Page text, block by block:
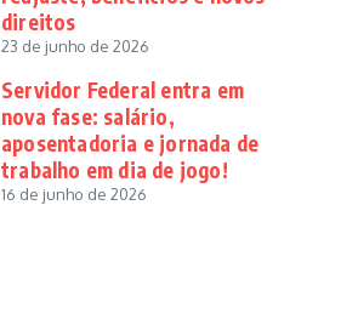
direitos
23 de junho de 2026
Servidor Federal entra em
nova fase: salário,
aposentadoria e jornada de
trabalho em dia de jogo!
16 de junho de 2026